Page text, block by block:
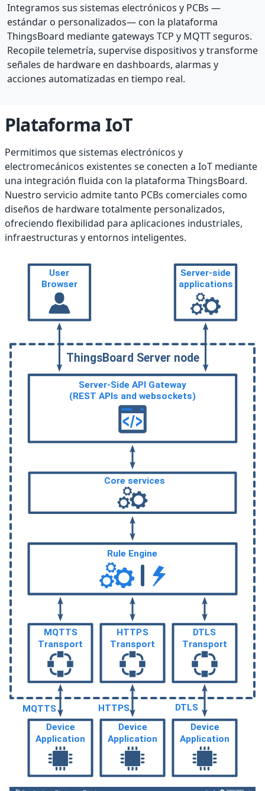
Integramos sus sistemas electrónicos y PCBs —
estándar o personalizados— con la plataforma
ThingsBoard mediante gateways TCP y MQTT seguros.
Recopile telemetría, supervise dispositivos y transforme
señales de hardware en dashboards, alarmas y
acciones automatizadas en tiempo real.
Plataforma IoT
Permitimos que sistemas electrónicos y
electromecánicos existentes se conecten a IoT mediante
una integración fluida con la plataforma ThingsBoard.
Nuestro servicio admite tanto PCBs comerciales como
diseños de hardware totalmente personalizados,
ofreciendo flexibilidad para aplicaciones industriales,
infraestructuras y entornos inteligentes.